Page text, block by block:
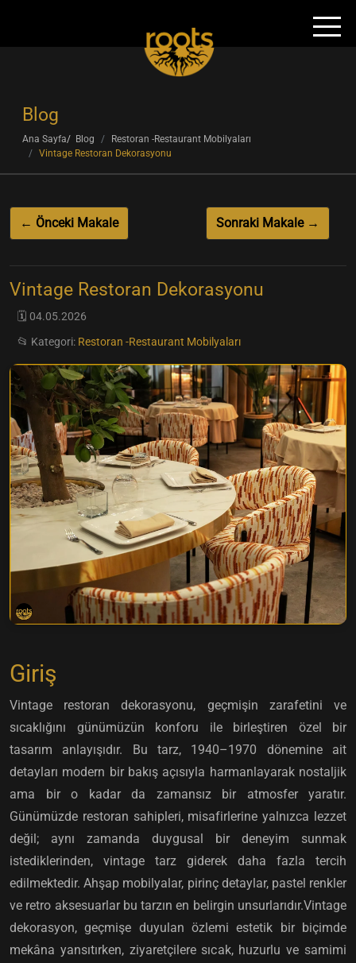
Blog
Ana Sayfa Blog
Restoran -Restaurant Mobilyaları
Vintage Restoran Dekorasyonu
← Önceki Makale Sonraki Makale →
Vintage Restoran Dekorasyonu
🗓️ 04.05.2026
📂 Kategori: Restoran -Restaurant Mobilyaları
Giriş
Vintage restoran dekorasyonu, geçmişin zarafetini ve
sıcaklığını günümüzün konforu ile birleştiren özel bir
tasarım anlayışıdır. Bu tarz, 1940–1970 dönemine ait
detayları modern bir bakış açısıyla harmanlayarak nostaljik
ama bir o kadar da zamansız bir atmosfer yaratır.
Günümüzde restoran sahipleri, misafirlerine yalnızca lezzet
değil; aynı zamanda duygusal bir deneyim sunmak
istediklerinden, vintage tarz giderek daha fazla tercih
edilmektedir. Ahşap mobilyalar, pirinç detaylar, pastel renkler
ve retro aksesuarlar bu tarzın en belirgin unsurlarıdır.Vintage
dekorasyon, geçmişe duyulan özlemi estetik bir biçimde
mekâna yansıtırken, ziyaretçilere sıcak, huzurlu ve samimi